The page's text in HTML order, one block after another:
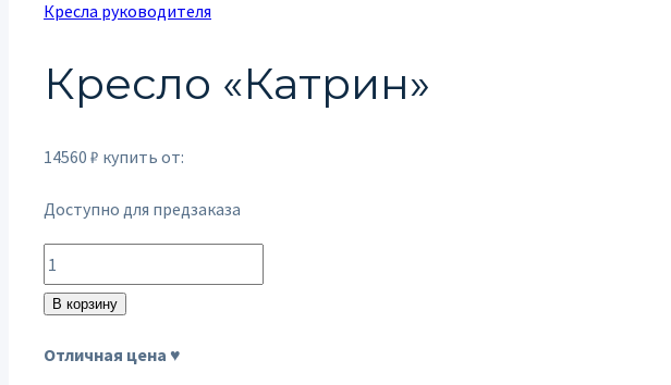
Кресла руководителя
Кресло «Катрин»
14560 ₽ купить от:
Доступно для предзаказа
Количество
товара
"Катрин"
В корзину
Отличная цена ♥